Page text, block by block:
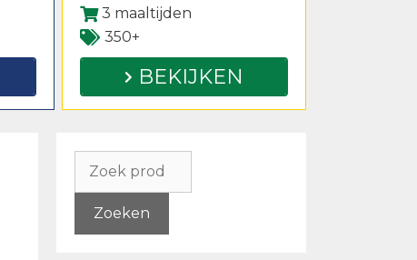
3 maaltijden
350+
BEKIJKEN
naar:
Zoeken